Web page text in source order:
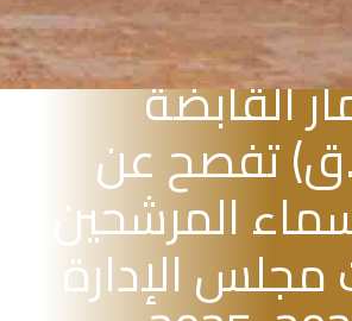
للوساطة
القابضة
تفصح عن
المرشحين
مجلس الإدارة